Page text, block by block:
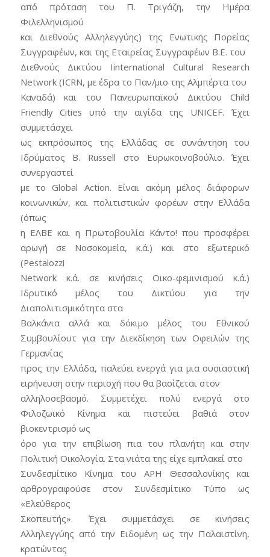
από πρόταση του Π. Τριγάζη, την Ημέρα
Φιλελληνισμού
και Διεθνούς Αλληλεγγύης) της Ενωτικής Πορείας
Συγγραφέων, και της Εταιρείας Συγγραφέων Β.Ε. του
Διεθνούς Δικτύου Iinternational Cultural Research
Network (ICRN, με έδρα το Παν/μιο της Αλμπέρτα του
Καναδά) και του Πανευρωπαϊκού Δικτύου Child
Friendly Cities υπό την αιγίδα της UNICEF. Έχει
συμμετάσχει
ως εκπρόσωπος της Ελλάδας σε συνάντηση του
Ιδρύματος B. Russell στο Ευρωκοινοβούλιο. Έχει
συνεργαστεί
με το Global Action. Είναι ακόμη μέλος διάφορων
κοινωνικών, και πολιτιστικών φορέων στην Ελλάδα
(όπως
η ΕΛΒΕ και η Πρωτοβουλία Κάντο! που προσφέρει
αρωγή σε Νοσοκομεία, κ.ά.) και στο εξωτερικό
(Pestalozzi
Network κ.ά. σε κινήσεις Οικο-φεμινισμού κ.ά.)
Ιδρυτικό μέλος του Δικτύου για την
Διαπολιτισμικότητα στα
Βαλκάνια αλλά και δόκιμο μέλος του Εθνικού
Συμβουλίουτ για την Διεκδίκηση των Οφειλών της
Γερμανίας
προς την Ελλάδα, παλεύει ενεργά για μια ουσιαστική
ειρήνευση στην περιοχή που θα βασίζεται στον
αλληλοσεβασμό. Συμμετέχει πολύ ενεργά στο
Φιλοζωϊκό Κίνημα και πιστεύει βαθιά στον
βιοκεντρισμό ως
όρο για την επιβίωση πια του πλανήτη και στην
Πολιτική Οικολογία. Στα νιάτα της είχε εμπλακεί στο
Συνδεσμίτικο Κίνημα του ΑΡΗ Θεσσαλονίκης και
αρθρογραφούσε στον Συνδεσμίτικο Τύπο ως
«Ελεύθερος
Σκοπευτής». Έχει συμμετάσχει σε κινήσεις
Αλληλεγγύης από την Ειδομένη ως την Παλαιστίνη,
κρατώντας